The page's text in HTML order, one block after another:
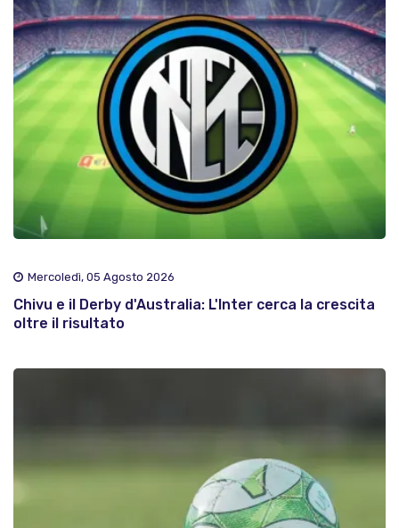
Mercoledì, 05 Agosto 2026
Chivu e il Derby d'Australia: L'Inter cerca la crescita
oltre il risultato